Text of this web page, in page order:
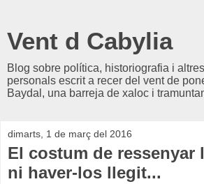
Vent d Cabylia
Blog sobre política, historiografia i
personals escrit a recer del vent de
Baydal, una barreja de xaloc i
dimarts, 1 de març del 2016
El costum de ressenyar
ni haver-los llegit...